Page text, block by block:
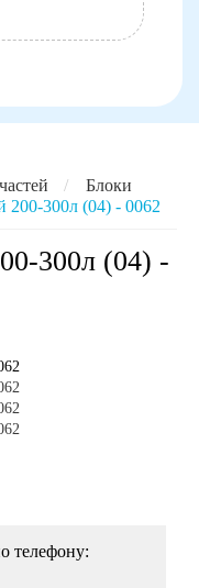
/
Блоки
200-300л (04) - 0062
300л (04) -
телефону: